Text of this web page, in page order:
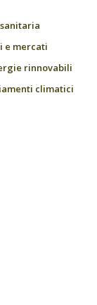
e mercati
rinnovabili
climatici